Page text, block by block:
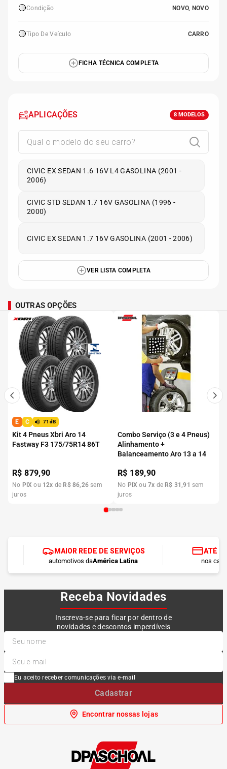
🔴Condição NOVO, NOVO
🔴Tipo De Veículo CARRO
FICHA TÉCNICA COMPLETA
APLICAÇÕES 8 MODELOS
CIVIC EX SEDAN 1.6 16V L4 GASOLINA (2001 -
2006)
CIVIC STD SEDAN 1.7 16V GASOLINA (1996 -
2000)
CIVIC EX SEDAN 1.7 16V GASOLINA (2001 - 2006)
VER LISTA COMPLETA
OUTRAS OPÇÕES
E C 71dB
Kit 4 Pneus Xbri Aro 14
Fastway F3 175/75R14 86T
R$879,90
No PIX ou 12x de R$ 86,26 sem
juros
Combo Serviço (3 e 4 Pneus)
Alinhamento +
Balanceamento Aro 13 a 14
R$ 189,90
No PIX ou7x de R$ 31 ,91 sem
juros
MAIOR REDE DE SERVIÇOS
automotivos daAmérica Latina
ATÉ
nos
Receba Novidades
Inscreva-se para ficar por dentro de
novidades e descontos imperdíveis
Eu aceito receber comunicações via e-mail
Cadastrar
Encontrar nossas lojas